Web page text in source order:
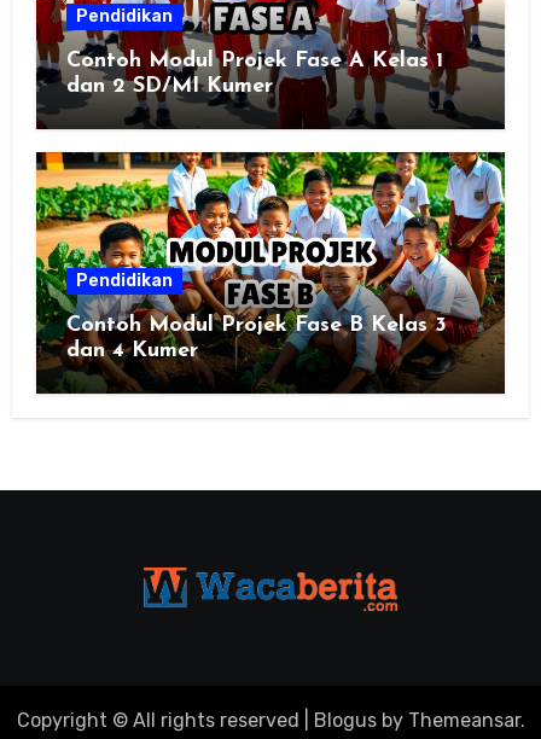
Pendidikan
Contoh Modul Projek Fase A Kelas 1
dan 2 SD/MI Kumer
Pendidikan
Contoh Modul Projek Fase B Kelas 3
dan 4 Kumer
Copyright © All rights reserved Blogusby Themeansar.